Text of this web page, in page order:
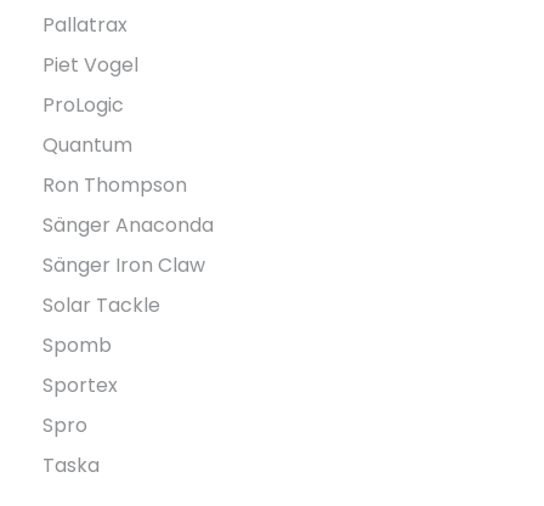
Pallatrax
Piet Vogel
ProLogic
Quantum
Ron Thompson
Sänger Anaconda
Sänger Iron Claw
Solar Tackle
Spomb
Sportex
Spro
Taska